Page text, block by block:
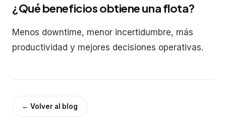
¿Qué beneficios obtiene una flota?
Menos downtime, menor incertidumbre, más
productividad y mejores decisiones operativas.
← Volver al blog